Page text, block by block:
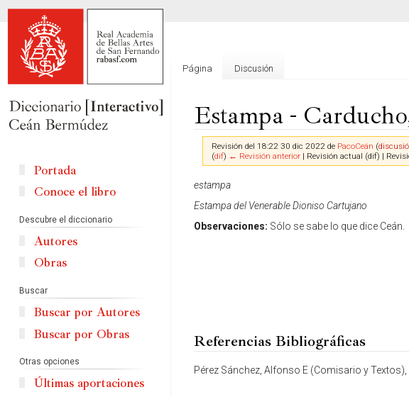
Estampa -
Revisión del 18:22 30 dic 2022 de PacoCeán (
(dif) ← Revisión anterior| Revisión actual (dif) |
Ir
a
navegación
Ir
a
búsqueda
estampa
Estampa del Venerable Dioniso Cartujano
Observaciones: Sólo se sabe lo que dice Ceán.
Referencias Bibliográficas
Pérez Sánchez, Alfonso E (Comisario y
Página Discusión
Portada
Conoce el libro
Descubre el diccionario
Autores
Obras
Buscar
Buscar por Autores
Buscar por Obras
Otras opciones
Últimas aportaciones